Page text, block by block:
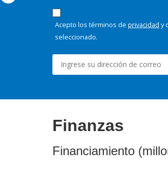
Acepto los términos de privacidad y
seleccionado.
Finanzas
Financiamiento